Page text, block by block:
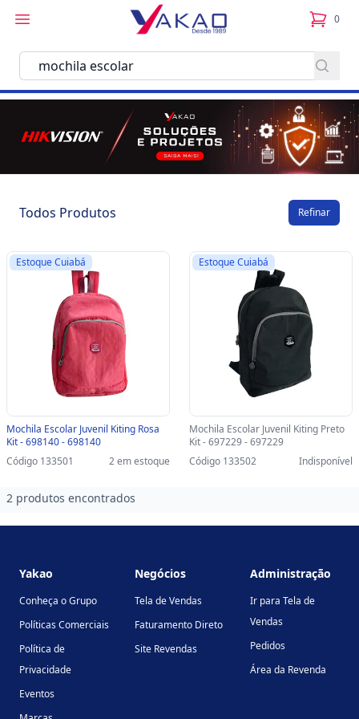
0
itens
Todos Produtos Refinar
Estoque Cuiabá
Mochila Escolar Juvenil Kiting Rosa
Kit - 698140 - 698140
Código 133501
2 em estoque
Estoque Cuiabá
Mochila Escolar Juvenil Kiting Preto
Kit - 697229 - 697229
Código 133502
Indisponível
2 produtos encontrados
Yakao
Conheça o Grupo
Políticas Comerciais
Política de
Privacidade
Eventos
Negócios
Tela de Vendas
Faturamento Direto
Site Revendas
Administração
Ir para Tela de
Vendas
Pedidos
Área da Revenda